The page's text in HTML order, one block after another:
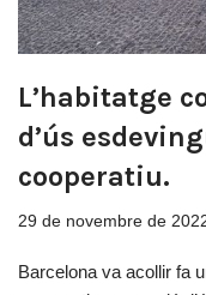
L’habitatge
d’ús
cooperatiu.
29 de novembre de
Barcelona va acollir fa